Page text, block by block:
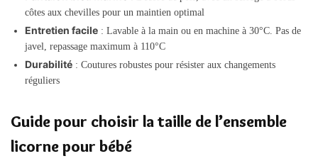
côtes aux chevilles pour un maintien optimal
Entretien facile : Lavable à la main ou en machine à 30°C. Pas de
javel, repassage maximum à 110°C
Durabilité : Coutures robustes pour résister aux changements
réguliers
Guide pour choisir la taille de l’ensemble
licorne pour bébé